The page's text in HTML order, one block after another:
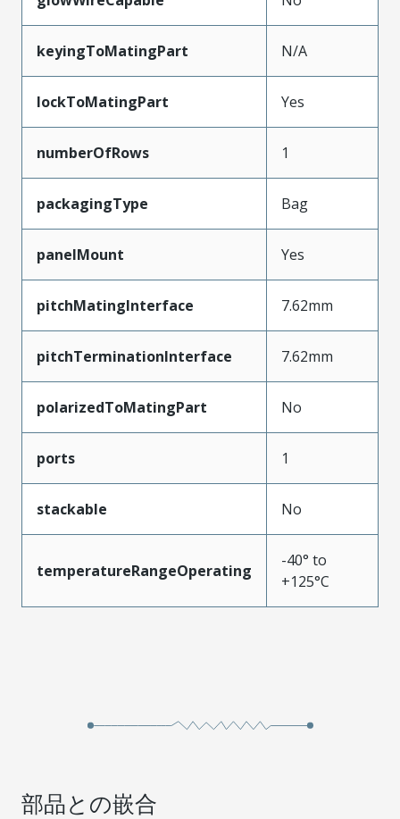
keyingToMatingPart N/A
lockToMatingPart Yes
numberOfRows 1
packagingType Bag
panelMount Yes
pitchMatingInterface 7.62mm
pitchTerminationInterface 7.62mm
polarizedToMatingPart No
ports 1
stackable No
temperatureRangeOperating
-40° to
+125°C
部品との嵌合